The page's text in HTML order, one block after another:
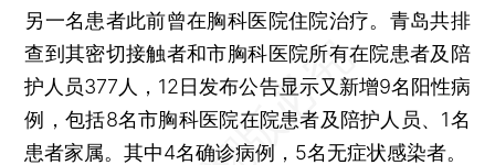
另一名患者此前曾在胸科医院住院治疗。青岛共排
查到其密切接触者和市胸科医院所有在院患者及陪
护人员377人，12日发布公告显示又新增9名阳性病
例，包括8名市胸科医院在院患者及陪护人员、1名
患者家属。其中4名确诊病例，5名无症状感染者。